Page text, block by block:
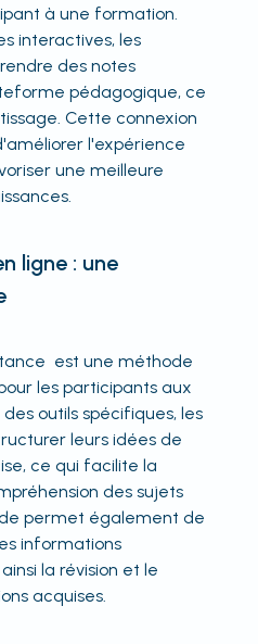
à une formation.
interactives, les
des notes
pédagogique, ce
Cette connexion
l'expérience
une meilleure
ligne : une
est une méthode
les participants aux
outils spécifiques, les
leurs idées de
ce qui facilite la
des sujets
permet également de
informations
la révision et le
acquises.